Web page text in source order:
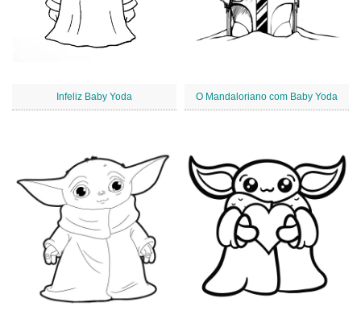
Infeliz Baby Yoda O Mandaloriano com Baby Yoda